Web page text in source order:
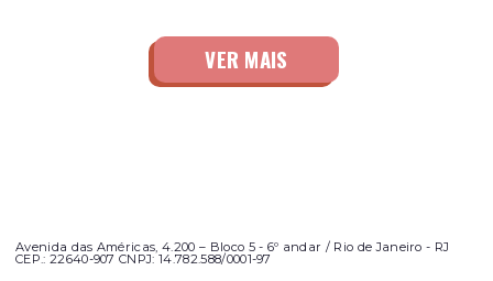
Avenida das Américas, 4.200 – Bloco 5 - 6º andar / Rio de Janeiro - RJ
CEP.: 22640-907 CNPJ: 14.782.588/0001-97